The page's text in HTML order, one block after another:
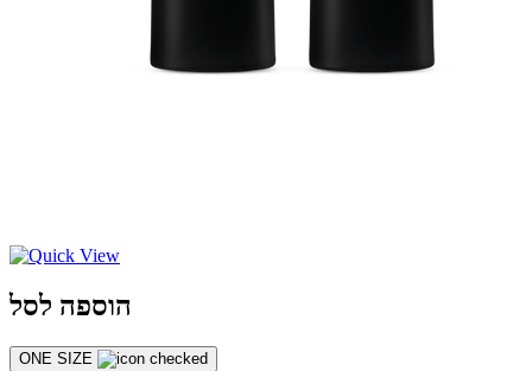
הוספה לסל
ONE SIZE